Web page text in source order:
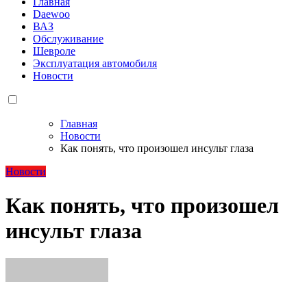
Daewoo
ВАЗ
Обслуживание
Шевроле
Эксплуатация автомобиля
Новости
Главная
Новости
Как понять, что произошел инсульт глаза
Новости
Как понять, что произошел
инсульт глаза